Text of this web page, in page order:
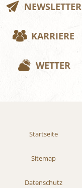
NEWSLETTER
KARRIERE
WETTER
Startseite
Sitemap
Datenschutz